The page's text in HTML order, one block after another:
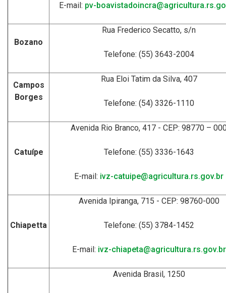
E-mail: pv-
Bozano
Rua Frederico Secatto, s/n
Telefone: (55) 3643-2004
Campos
Borges
Rua Eloi Tatim da Silva, 407
Telefone: (54) 3326-1110
Catuípe
Avenida Rio Branco, 417 - CEP: 98770 –
Telefone: (55) 3336-1643
E-mail: ivz-catuipe@agricultura.rs.gov.br
Chiapetta
Avenida Ipiranga, 715 - CEP: 98760-000
Telefone: (55) 3784-1452
E-mail: ivz-chiapeta@agricultura.rs.gov.br
Avenida Brasil, 1250